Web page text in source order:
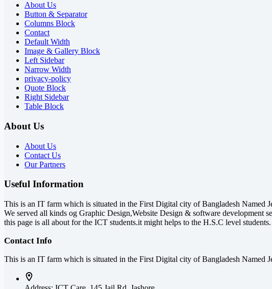
About Us
Button & Separator
Columns Block
Contact
Default Width
Image & Gallery Block
Left Sidebar
Narrow Width
privacy-policy
Quote Block
Right Sidebar
Table Block
About Us
About Us
Contact Us
Our Partners
Useful Information
This is an IT farm which is situated in the First Digital city of Bangladesh Named
We served all kinds og Graphic Design,Website Design & software development
this page is all about for the ICT students.it might helps to the H.S.C level students.
Contact Info
This is an IT farm which is situated in the First Digital city of Bangladesh Named